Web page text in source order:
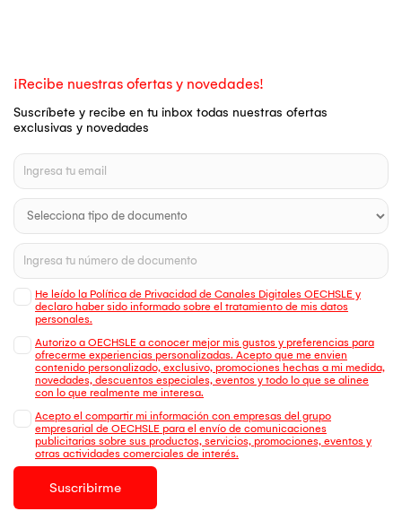
¡Recibe nuestras ofertas y novedades!
Suscríbete y recibe en tu inbox todas nuestras ofertas
exclusivas y novedades
He leído la Política de Privacidad de Canales Digitales OECHSLE y
declaro haber sido informado sobre el tratamiento de mis datos
personales.
Autorizo a OECHSLE a conocer mejor mis gustos y preferencias para
ofrecerme experiencias personalizadas. Acepto que me envien
contenido personalizado, exclusivo, promociones hechas a mi medida,
novedades, descuentos especiales, eventos y todo lo que se alinee
con lo que realmente me interesa.
Acepto el compartir mi información con empresas del grupo
empresarial de OECHSLE para el envío de comunicaciones
publicitarias sobre sus productos, servicios, promociones, eventos y
otras actividades comerciales de interés.
Suscribirme